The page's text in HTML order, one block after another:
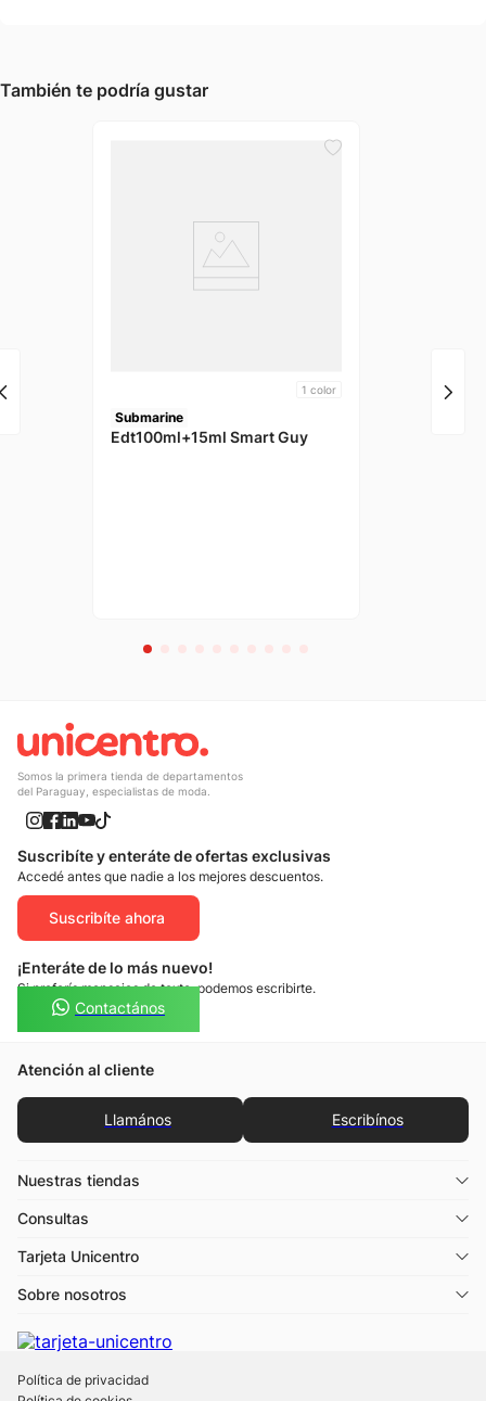
También te podría gustar
1 color
Submarine
Edt100ml+15ml Smart Guy
Somos la primera tienda de departamentos
del Paraguay, especialistas de moda.
Suscribíte y enteráte de ofertas exclusivas
Accedé antes que nadie a los mejores descuentos.
Suscribíte ahora
¡Enteráte de lo más nuevo!
Si preferís mensajes de texto, podemos escribirte.
Contactános
Atención al cliente
Llamános Escribínos
Nuestras tiendas
Consultas
Tarjeta Unicentro
Sobre nosotros
Política de privacidad